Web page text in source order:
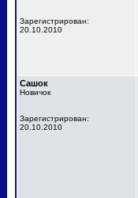
Зарегистрирован:
20.10.2010
Сашок
Новичок
Зарегистрирован:
20.10.2010